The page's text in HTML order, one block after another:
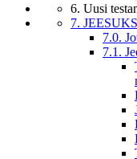
6. Uusi
7.
7.0.
7.1.